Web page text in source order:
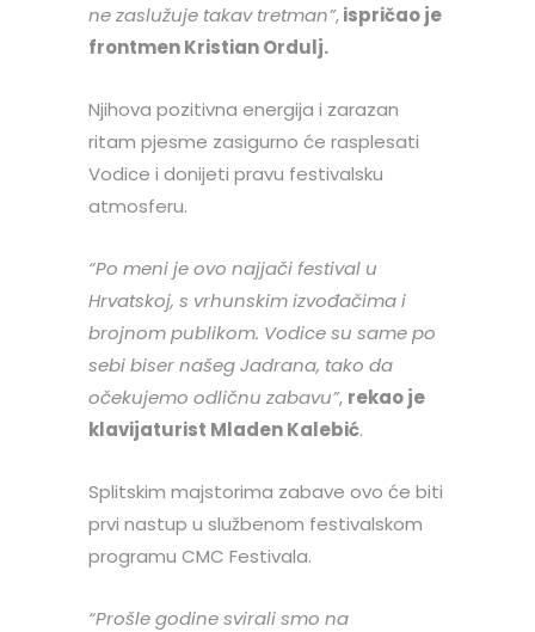
ne zaslužuje takav tretman”,ispričao je
frontmen Kristian Ordulj.
Njihova pozitivna energija i zarazan
ritam pjesme zasigurno će rasplesati
Vodice i donijeti pravu festivalsku
atmosferu.
“Po meni je ovo najjači festival u
Hrvatskoj, s vrhunskim izvođačima i
brojnom publikom. Vodice su same po
sebi biser našeg Jadrana, tako da
očekujemo odličnu zabavu”, rekao je
klavijaturist Mladen Kalebić.
Splitskim majstorima zabave ovo će biti
prvi nastup u službenom festivalskom
programu CMC Festivala.
“Prošle godine svirali smo na